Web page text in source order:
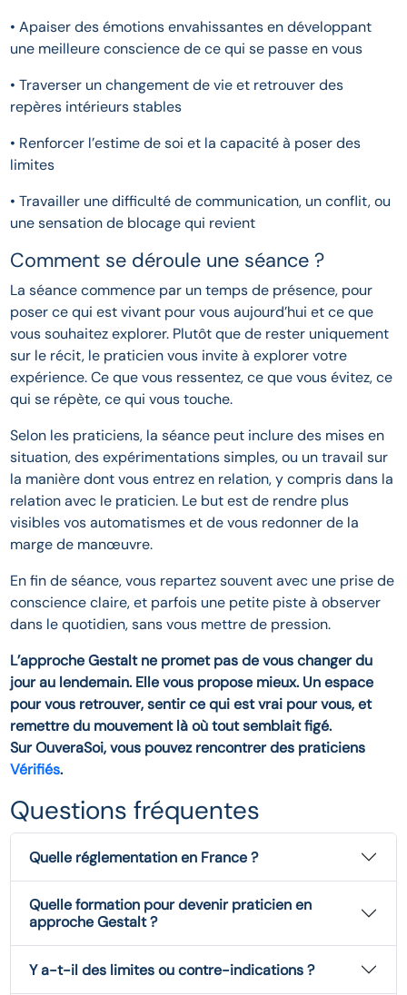
• Apaiser des émotions envahissantes en développant
une meilleure conscience de ce qui se passe en vous
• Traverser un changement de vie et retrouver des
repères intérieurs stables
• Renforcer l’estime de soi et la capacité à poser des
limites
• Travailler une difficulté de communication, un conflit, ou
une sensation de blocage qui revient
Comment se déroule une séance ?
La séance commence par un temps de présence, pour
poser ce qui est vivant pour vous aujourd’hui et ce que
vous souhaitez explorer. Plutôt que de rester uniquement
sur le récit, le praticien vous invite à explorer votre
expérience. Ce que vous ressentez, ce que vous évitez, ce
qui se répète, ce qui vous touche.
Selon les praticiens, la séance peut inclure des mises en
situation, des expérimentations simples, ou un travail sur
la manière dont vous entrez en relation, y compris dans la
relation avec le praticien. Le but est de rendre plus
visibles vos automatismes et de vous redonner de la
marge de manœuvre.
En fin de séance, vous repartez souvent avec une prise de
conscience claire, et parfois une petite piste à observer
dans le quotidien, sans vous mettre de pression.
L’approche Gestalt ne promet pas de vous changer du
jour au lendemain. Elle vous propose mieux. Un espace
pour vous retrouver, sentir ce qui est vrai pour vous, et
remettre du mouvement là où tout semblait figé.
Sur OuveraSoi, vous pouvez rencontrer des praticiens
Vérifiés.
Questions fréquentes
Quelle réglementation en France ?
Quelle formation pour devenir praticien en
approche Gestalt ?
Y a-t-il des limites ou contre-indications ?